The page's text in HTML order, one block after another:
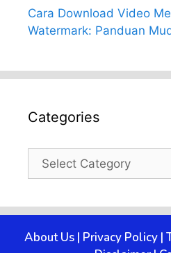
Cara Download Video
Watermark: Panduan
Categories
Categories
About Us| Privacy Policy|